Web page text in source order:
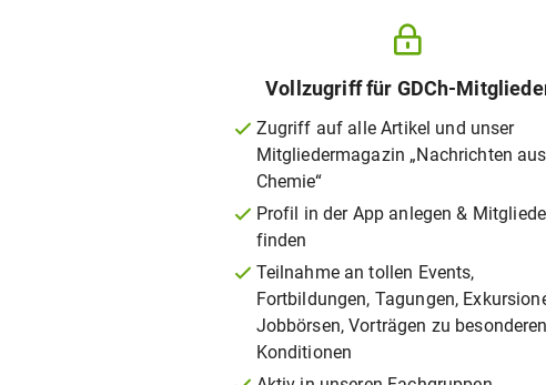
Vollzugriff für GDCh-
Zugriff auf alle Artikel und unser
Mitgliedermagazin „Nachrichten
Chemie“
Profil in der App anlegen &
finden
Teilnahme an tollen Events,
Fortbildungen, Tagungen,
Jobbörsen, Vorträgen zu besonderen
Konditionen